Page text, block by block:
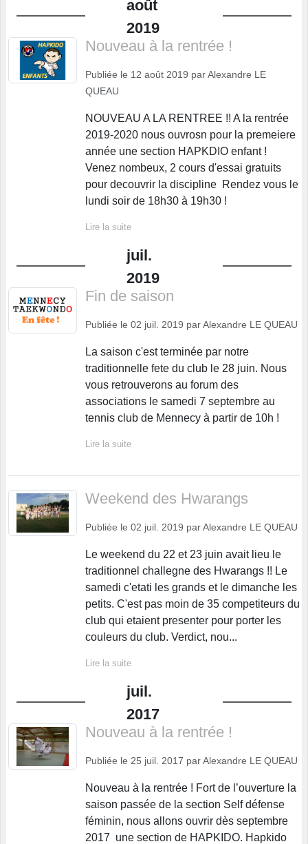
août
2019
Nouveau à la rentrée !
Publiée le 12 août 2019 parAlexandre LE
QUEAU
NOUVEAU A LA RENTREE !! A la rentrée
2019-2020 nous ouvrosn pour la premeiere
année une section HAPKDIO enfant !
Venez nombeux, 2 cours d'essai gratuits
pour decouvrir la discipline Rendez vous le
lundi soir de 18h30 à 19h30 !
Lire la suite
juil.
2019
Fin de saison
Publiée le 02 juil. 2019 parAlexandre LE QUEAU
La saison c'est terminée par notre
traditionnelle fete du club le 28 juin. Nous
vous retrouverons au forum des
associations le samedi 7 septembre au
tennis club de Mennecy à partir de 10h !
Lire la suite
Weekend des Hwarangs
Publiée le 02 juil. 2019 parAlexandre LE QUEAU
Le weekend du 22 et 23 juin avait lieu le
traditionnel challegne des Hwarangs !! Le
samedi c'etati les grands et le dimanche les
petits. C'est pas moin de 35 competiteurs du
club qui etaient presenter pour porter les
couleurs du club. Verdict, nou...
Lire la suite
juil.
2017
Nouveau à la rentrée !
Publiée le 25 juil. 2017 parAlexandre LE QUEAU
Nouveau à la rentrée ! Fort de l’ouverture la
saison passée de la section Self défense
féminin, nous allons ouvrir dès septembre
2017 une section de HAPKIDO. Hapkido